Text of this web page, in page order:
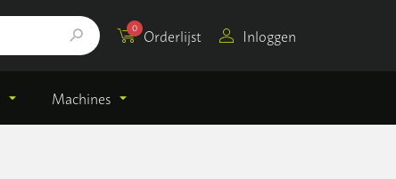
Orderlijst
0 Inloggen
Machines